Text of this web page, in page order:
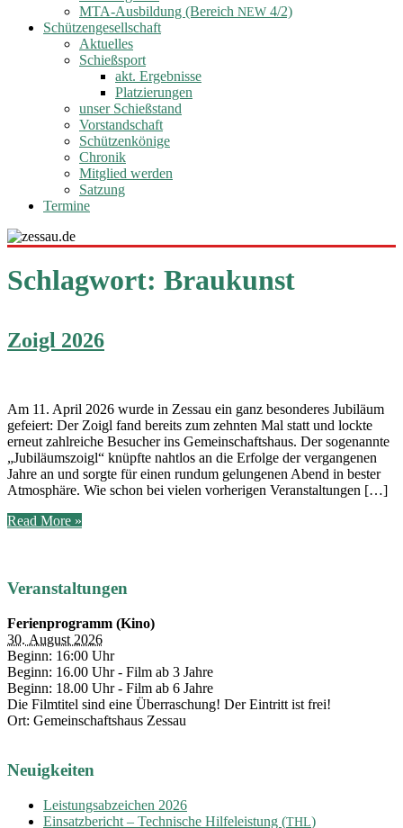
MTA-Ausbildung (Bereich NEW 4/2)
Schützengesellschaft
Aktuelles
Schießsport
akt. Ergebnisse
Platzierungen
unser Schießstand
Vorstandschaft
Schützenkönige
Chronik
Mitglied werden
Satzung
Termine
Schlagwort: Braukunst
Zoigl 2026
Am 11. April 2026 wur­de in Zessau ein ganz beson­de­res Jubi­lä­um
gefei­ert: Der Zoigl fand bereits zum zehn­ten Mal statt und lock­te
erneut zahl­rei­che Besu­cher ins Gemein­schafts­haus. Der soge­nann­te
„Jubi­lä­ums­zoigl“ knüpf­te naht­los an die Erfol­ge der ver­gan­ge­nen
Jah­re an und sorg­te für einen rund­um gelun­ge­nen Abend in bes­ter
Atmo­sphä­re. Wie schon bei vie­len vor­he­ri­gen Veranstaltungen […]
Read More »
Veranstaltungen
Ferienprogramm (Kino)
30. August 2026
Beginn: 16:00 Uhr
Beginn: 16.00 Uhr - Film ab 3 Jahre
Beginn: 18.00 Uhr - Film ab 6 Jahre
Die Filmtitel sind eine Überraschung! Der Eintritt ist frei!
Ort: Gemeinschaftshaus Zessau
Neuigkeiten
Leistungsabzeichen 2026
Einsatzbericht – Technische Hilfeleistung (THL)